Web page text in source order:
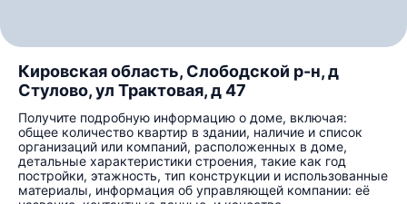
Кировская область, Слободской р-н, д
Стулово, ул Трактовая, д 47
Получите подробную информацию о доме, включая:
общее количество квартир в здании, наличие и список
организаций или компаний, расположенных в доме,
детальные характеристики строения, такие как год
постройки, этажность, тип конструкции и использованные
материалы, информация об управляющей компании: её